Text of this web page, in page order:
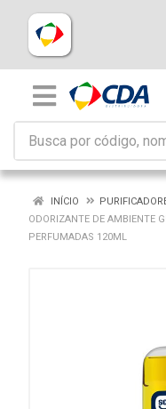
INÍCIO
ODORIZANTE DE AMBIENTE
PERFUMADAS 120ML